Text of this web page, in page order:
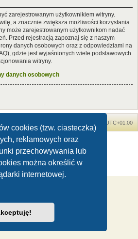
cookies (tzw. ciasteczka)
reklamowych oraz
przechowywania lub
można określić w
internetowej.
zarejestrowanym użytkownikiem witryny.
a znacznie zwiększa możliwości korzystania
może zarejestrowanym użytkownikom nadać
Przed rejestracją zapoznaj się z naszym
danych osobowych oraz z odpowiedziami na
gdzie jest wyjaśnionych wiele podstawowych
witryny.
danych osobowych
UTC+01:00
© 2006-2020
phpBB® Forum Software © phpBB Limited
danych osobowych|Regulamin